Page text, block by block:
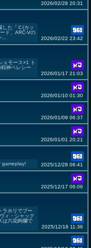
2026/02/28 20:31
た「Ｃ(カッ
ド、ARC-Ⅴの
...
2026/02/22 23:42
ェモース×1 ト
神ベレシー
2026/01/17 21:03
2026/01/10 01:30
2026/01/09 06:37
2026/01/01 20:21
gameplay! 2025/12/28 06:41
2025/12/17 06:06
ラホリでブー
ィ・シャック
は六花絢爛で
2025/12/16 11:36